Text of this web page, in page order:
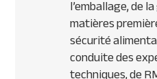
l’emballage, de
matières
sécurité
conduite des